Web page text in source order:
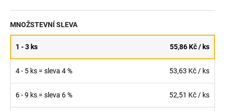
MNOŽSTEVNÍ SLEVA
1 - 3 ks 55,86 Kč/ ks
4 - 5 ks = sleva 4 % 53,63 Kč / ks
6 - 9 ks = sleva 6 % 52,51 Kč / ks
e
GRISSINI
ROLOVANÉ
SLANÉ
90
25,80
Kč